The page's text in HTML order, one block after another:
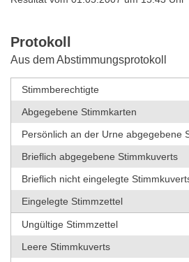
Protokoll
Aus dem Abstimmungsprotokoll
Stimmberechtigte
Abgegebene Stimmkarten
Persönlich an der Urne abgegebene
Brieflich abgegebene Stimmkuverts
Brieflich nicht eingelegte
Eingelegte Stimmzettel
Ungültige Stimmzettel
Leere Stimmkuverts